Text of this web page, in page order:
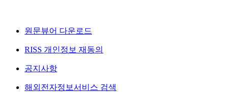
원문뷰어 다운로드
RISS 개인정보 재동의
공지사항
해외전자정보서비스 검색